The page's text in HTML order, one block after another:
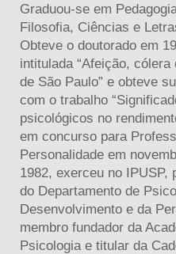
Graduou-se em
Filosofia, Ciências e
Obteve o doutorado em
intitulada “Afeição,
de São Paulo” e obteve
com o trabalho
psicológicos no
em concurso para
Personalidade em
1982, exerceu no IPUSP,
do Departamento de
Desenvolvimento e da
membro fundador da
Psicologia e titular da